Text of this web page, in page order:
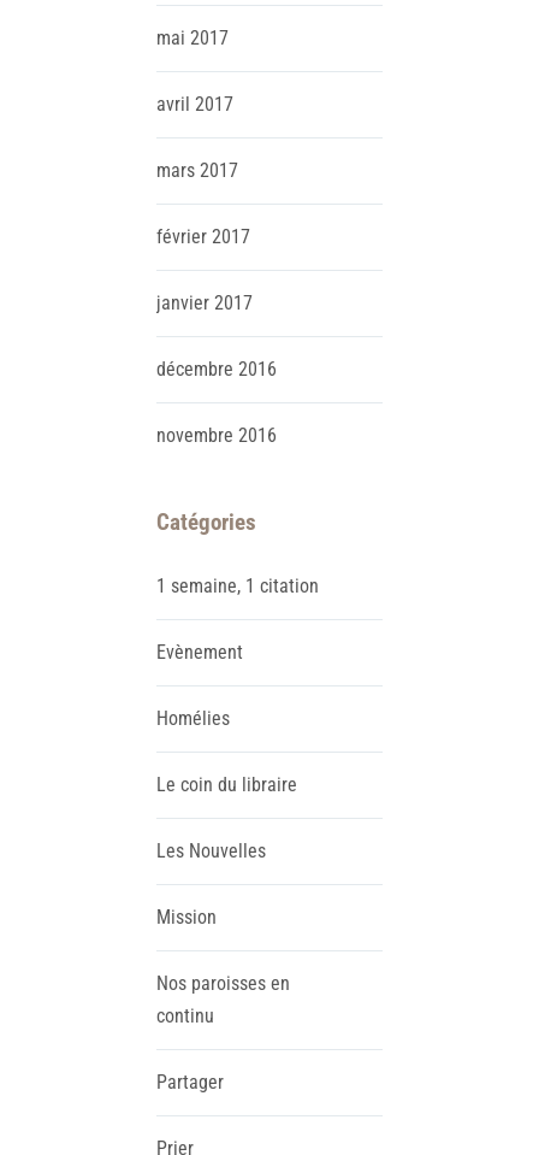
mai 2017
avril 2017
mars 2017
février 2017
janvier 2017
décembre 2016
novembre 2016
Catégories
1 semaine, 1 citation
Evènement
Homélies
Le coin du libraire
Les Nouvelles
Mission
Nos paroisses en
continu
Partager
Prier